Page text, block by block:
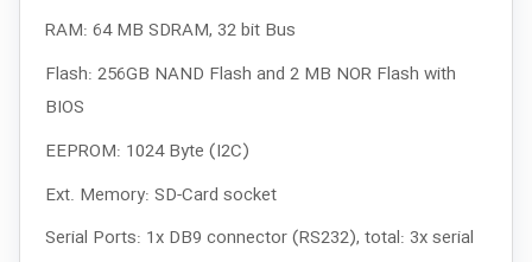
RAM: 64 MB SDRAM, 32 bit Bus
Flash: 256GB NAND Flash and 2 MB NOR Flash with
BIOS
EEPROM: 1024 Byte (I2C)
Ext. Memory: SD-Card socket
Serial Ports: 1x DB9 connector (RS232), total: 3x serial